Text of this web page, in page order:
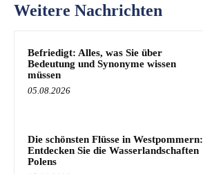
Weitere Nachrichten
Befriedigt: Alles, was Sie über
Bedeutung und Synonyme wissen
müssen
05.08.2026
Die schönsten Flüsse in Westpommern:
Entdecken Sie die Wasserlandschaften
Polens